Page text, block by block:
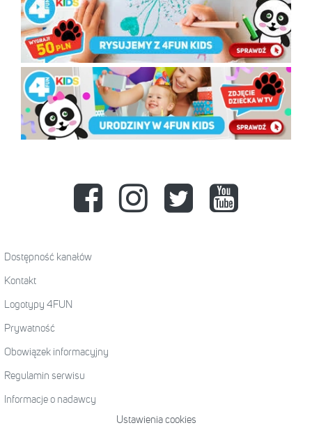
Dostępność kanałów
Kontakt
Logotypy 4FUN
Prywatność
Obowiązek informacyjny
Regulamin serwisu
Informacje o nadawcy
Ustawienia cookies